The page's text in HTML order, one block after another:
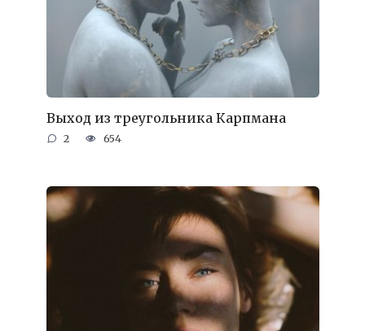
Выход из треугольника Карпмана
2 654